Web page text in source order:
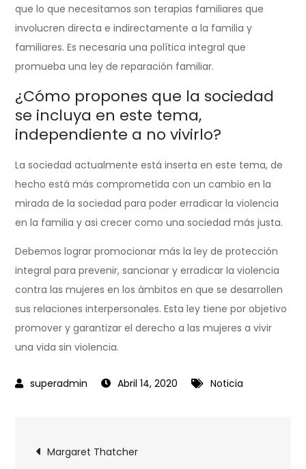
que lo que necesitamos son terapias familiares que
involucren directa e indirectamente a la familia y
familiares. Es necesaria una política integral que
promueba una ley de reparación familiar.
¿Cómo propones que la sociedad
se incluya en este tema,
independiente a no vivirlo?
La sociedad actualmente está inserta en este tema, de
hecho está más comprometida con un cambio en la
mirada de la sociedad para poder erradicar la violencia
en la familia y asi crecer como una sociedad más justa.
Debemos lograr promocionar más la ley de protección
integral para prevenir, sancionar y erradicar la violencia
contra las mujeres en los ámbitos en que se desarrollen
sus relaciones interpersonales. Esta ley tiene por objetivo
promover y garantizar el derecho a las mujeres a vivir
una vida sin violencia.
Abril 14, 2020 Noticia
Margaret Thatcher